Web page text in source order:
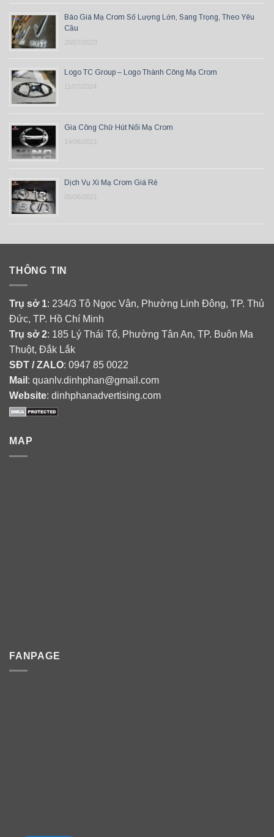
Báo Giá Mạ Crom Số Lượng Lớn, Sang Trọng, Theo Yêu
Cầu
20/07/2023
Logo TC Group – Logo Thành Công Mạ Crom
11/07/2024
Gia Công Chữ Hút Nổi Mạ Crom
14/06/2021
Dịch Vụ Xi Mạ Crom Giá Rẻ
05/06/2021
THÔNG TIN
Trụ sở 1: 234/3 Tô Ngọc Vân, Phường Linh Đông, TP. Thủ
Đức, TP. Hồ Chí Minh
Trụ sở 2: 185 Lý Thái Tổ, Phường Tân An, TP. Buôn Ma
Thuột, Đắk Lắk
SĐT / ZALO: 0947 85 0022
Mail : quanlv.dinhphan@gmail.com
Website: dinhphanadvertising.com
MAP
FANPAGE